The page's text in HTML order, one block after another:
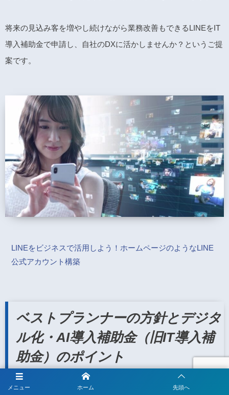
将来の見込み客を増やし続けながら業務改善もできるLINEをIT
導入補助金で申請し、自社のDXに活かしませんか？というご提
案です。
LINEをビジネスで活用しよう！ホームページのようなLINE
公式アカウント構築
ベストプランナーの方針とデジタ
ル化・AI導入補助金（旧IT導入補
助金）のポイント
ベストプランナー合同会社では、企業の方が最適なITツールを
メニュー ホーム 先頭へ